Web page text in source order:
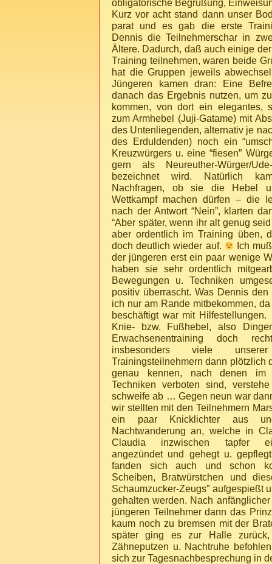
obligatorische Begrüßung,
Kurz vor acht stand dann unser
parat und es gab die erste
Dennis die Teilnehmerschar in
Ältere. Dadurch, daß auch einige
Training teilnehmen, waren beide
hat die Gruppen jeweils
Jüngeren kamen dran: Eine
danach das Ergebnis nutzen, um
kommen, von dort ein elegantes,
zum Armhebel (Juji-Gatame) mit
des Untenliegenden, alternativ je
des Erduldenden) noch ein
Kreuzwürgers u. eine “fiesen”
gern als Neureuther-Würger/
bezeichnet wird. Natürlich
Nachfragen, ob sie die Hebel
Wettkampf machen dürfen – die
nach der Antwort “Nein”, klarten
“Aber später, wenn ihr alt genug
aber ordentlich im Training üben,
doch deutlich wieder auf.
Ich
der jüngeren erst ein paar wenige
haben sie sehr ordentlich
Bewegungen u. Techniken
positiv überrascht. Was Dennis
ich nur am Rande mitbekommen,
beschäftigt war mit
Knie- bzw. Fußhebel, also
Erwachsenentraining doch
insbesonders viele unserer
Trainingsteilnehmern dann plötzlich
genau kennen, nach denen im
Techniken verboten sind,
schweife ab … Gegen neun war
wir stellten mit den Teilnehmern
ein paar Knicklichter aus
Nachtwanderung an, welche in
Claudia inzwischen tapfer
angezündet und gehegt u.
fanden sich auch und schon
Scheiben, Bratwürstchen und
Schaumzucker-Zeugs” aufgespießt
gehalten werden. Nach
jüngeren Teilnehmer dann das
kaum noch zu bremsen mit der
später ging es zur Halle zurück,
Zähneputzen u. Nachtruhe
sich zur Tagesnachbesprechung in